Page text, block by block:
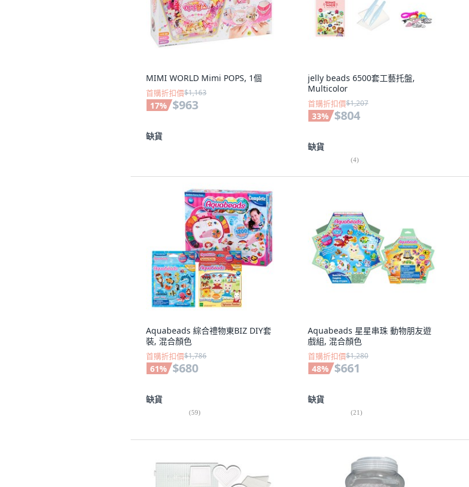
MIMI WORLD Mimi POPS, 1個
首購折扣價$1,163
17% $963
缺貨
jelly beads 6500套工藝托盤,
Multicolor
首購折扣價$1,207
33% $804
缺貨
(4)
Aquabeads 綜合禮物東BIZ DIY套
裝, 混合顏色
首購折扣價$1,786
61% $680
缺貨
(59)
Aquabeads 星星串珠 動物朋友遊
戲組, 混合顏色
首購折扣價$1,280
48% $661
缺貨
(21)